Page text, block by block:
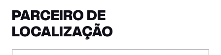
PARCEIRO DE
LOCALIZAÇÃO